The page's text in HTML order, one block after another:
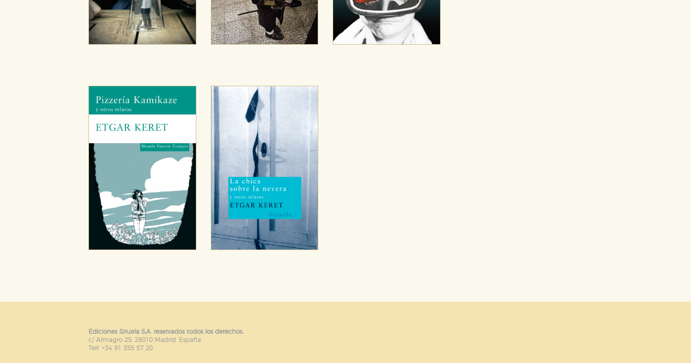
Ediciones Siruela S.A. reservados todos los derechos.
c/ Almagro 25. 28010 Madrid. España
Telf. +34 91 355 57 20